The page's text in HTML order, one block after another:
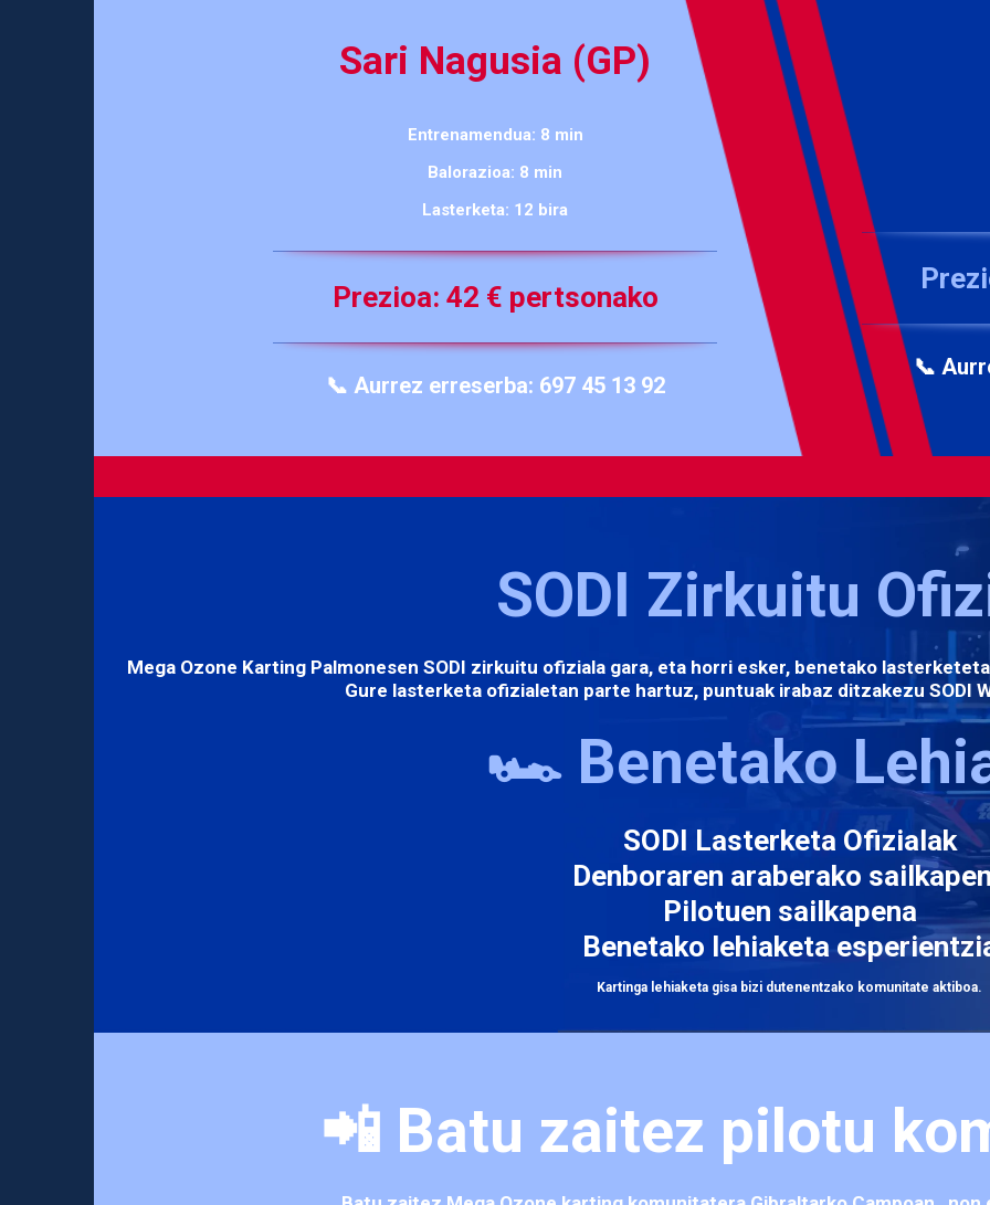
Sari Nagusia (GP)
Entrenamendua: 8 min
Balorazioa: 8 min
Lasterketa: 12 bira
Prezioa: 42 € pertsonako
📞 Aurrez erreserba: 697 45 13 92
📞
SODI Zirkuitu
Mega Ozone Karting Palmonesen SODI zirkuitu ofiziala gara, eta horri esker, benetako
Gure lasterketa ofizialetan parte hartuz, puntuak irabaz ditzakezu SODI
🏎️ Benetako
SODI Lasterketa Ofizialak
Denboraren araberako
Pilotuen sailkapena
Benetako lehiaketa
Kartinga lehiaketa gisa bizi dutenentzako komunitate aktiboa.
📲 Batu zaitez pilotu